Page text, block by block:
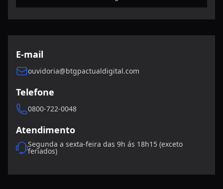
enriquecer em 2026
Expandindo Horizontes: Estratégias de
Investimentos Globais para Diversificar sua
Carteira
LCIs e LCAs: Maximizando Ganhos com Segurança
em Renda Fixa
A atual condição das economias globais e os novos
investimentos
esperar?
Ouvidoria
E-mail
ouvidoria@btgpactualdigital.com
Telefone
0800-722-0048
Atendimento
Segunda a sexta-feira das 9h ás 18h15 (exceto
feriados)